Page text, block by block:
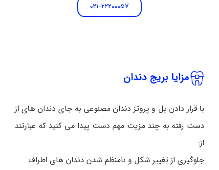
021-22200057
مزایا بریج دندان
با قرار دادن پل و پروتز دندان مصنوعی به جای دندان های از
دست رفته به چند مزیت مهم دست پیدا می کنید که عبارتند
از:
جلوگیری از تغییر شکل و نامنظم شدن دندان های اطراف